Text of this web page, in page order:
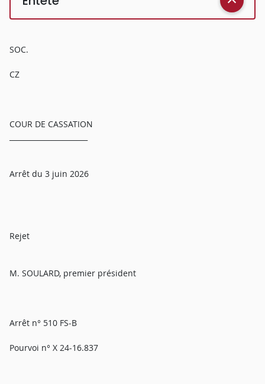
SOC.
CZ
COUR DE CASSATION
Arrêt du 3 juin 2026
Rejet
M. SOULARD, premier président
Arrêt n° 510 FS-B
Pourvoi n° X 24-16.837